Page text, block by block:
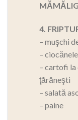
4.
– muşchi
–
– cartofi la
ţărăneşti
– salată
– paine